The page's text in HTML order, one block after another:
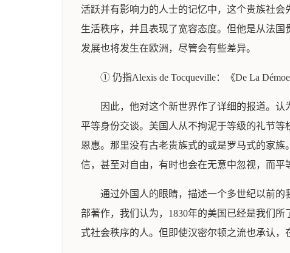
活跃并有影响力的人士的记忆中，这个贵族社
生活秩序，并且表现了宽容态度。但他是从法
发展也将发生在欧洲，尽管会有些差异。
① 仍指Alexis de Tocqueville：《De La
因此，他对这个新世界作了详细的报道。
平等身份交谈。美国人从不拘泥于等级的礼节
恩惠。那里没有古老贵族式的或是罗马式的家
信，甚至对自由，有时也会在无意中忽视，而平
通过外国人的眼睛，描述一个多世纪以前
部著作，我们认为，1830年的美国已经是我们
式社会秩序的人。但即使汉密尔顿之流也承认，